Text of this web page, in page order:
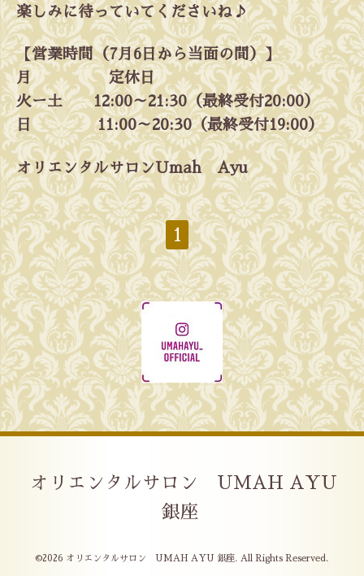
楽しみに待っていてくださいね♪
【営業時間（7月6日から当面の間）】
月 定休日
火ー土 12:00～21:30（最終受付20:00）
日 11:00～20:30（最終受付19:00）
オリエンタルサロンUmah Ayu
1
オリエンタルサロン UMAH AYU
銀座
©2026 オリエンタルサロン UMAH AYU 銀座. All Rights Reserved.